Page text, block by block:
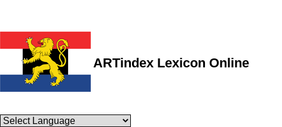
ARTindex Lexicon Online